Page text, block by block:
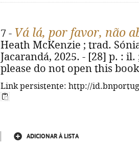
7 - Vá lá, por favor, não
Heath McKenzie ; trad.
Jacarandá, 2025. - [28] p. :
please do not open this
Link persistente: http://
ADICIONAR À LISTA